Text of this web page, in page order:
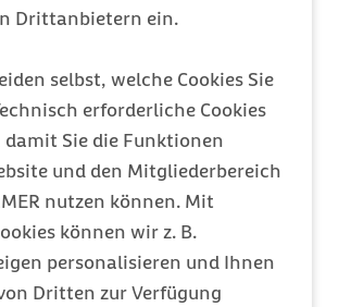
Drittanbietern ein.
selbst, welche Cookies Sie
erforderliche Cookies
Sie die Funktionen
und den Mitgliederbereich
nutzen können. Mit
können wir z. B.
personalisieren und Ihnen
Dritten zur Verfügung
Ihr Nutzen ist
belegt.
und innere
kommt es oft zu
im eigenen Leben. Die Zeit
für viele Frauen eine Phase
Kinder werden selbstständig
Frauen orientieren sich